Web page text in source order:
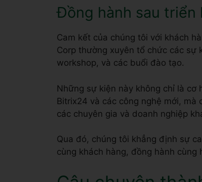
Đồng hành sau triển
Cam kết của chúng tôi với khách
Corp thường xuyên tổ chức các sự
Những sự kiện này không chỉ là
Bitrix24 và các công nghệ mới, mà
Qua đó, chúng tôi khẳng định sự